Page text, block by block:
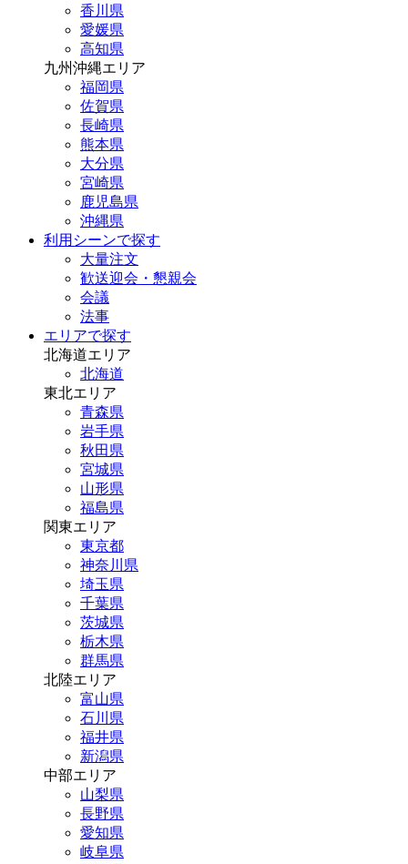
香川県
愛媛県
高知県
九州沖縄エリア
福岡県
佐賀県
長崎県
熊本県
大分県
宮崎県
鹿児島県
沖縄県
利用シーンで探す
大量注文
歓送迎会・懇親会
会議
法事
エリアで探す
北海道エリア
北海道
東北エリア
青森県
岩手県
秋田県
宮城県
山形県
福島県
関東エリア
東京都
神奈川県
埼玉県
千葉県
茨城県
栃木県
群馬県
北陸エリア
富山県
石川県
福井県
新潟県
中部エリア
山梨県
長野県
愛知県
岐阜県